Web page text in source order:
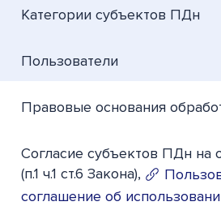
Категории субъектов ПДн
Пользователи
Правовые основания
Согласие субъектов ПДн на
(п.1 ч.1 ст.6 Закона),
соглашение об